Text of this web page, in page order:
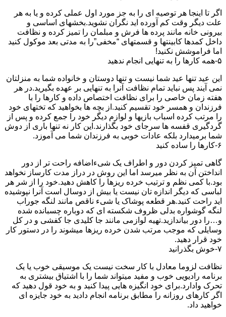
اگر تا اینجا هر توصیه ای را به جز مورد اول عملی کرده و یا به هر
علت دیگر وقت کم آورده اید نگران نشوید.بخشهای اساسی و
بیرونی خانه مانند پرده ها فرش و مبلمان را تمیز کرده و نظافت
داخل کمدها کابینتها و قسمتهای “مخفی”را به مدتی بعد موکول کنید
اما فراموشش نکنید!
۵-همه کارها را به تنهایی انجام ندهید
این عید تنها عید شما نیست و تنها دوستان و خانواده شما به منزلتان
نمی آیند پس نباید تمام نظافت آنرا به تنهایی بر عهده بگیرید.در هر
هفته زمان خاصی را برای نظافت اختصاص داده و کارها را با
فرزندان و همسر خود تقسیم کنید.از بچه ها بخواهید که تختهای خود
را مرتب کرده اسباب بازیها و لوازم دیگر خود را جمع کرده و پس از
گردگیری قفسه ها سرجای خود بگذارند.این کار نه تنها باری از دوش
شما برمیدارد بلکه عادات خوبی به فرزندان شما می آموزد.
۶-کارها را ساده کنید
گاهی تمیز کردن دور و اطراف یک شیءاضافه راحت تر از دور
انداختن آن به نظر میرسد اما این روش در دراز مدت کارساز نخواهد
بود.با کمی نظم و ترتیب خرده ریزها را کاهش دهید.خود را از شر هر
لباسی که دیگر اندازه تان نیست یا بیش از دوسال است آنرا نپوشیده
اید راحت کنید.هر قطعه پوشاک یا شیء ناقص مانند لنگه جوراب
لنگه گوشواره بدلی ظروف شکسته ای که دوباره چسبانده شده
و…را دور بیاندازید.تهیه لوازمی مانند جا کلیدی جا کفشی و در کل
وسایلی که موجب مرتب شدن خرده ریزها میشوند را در دستور کار
خود قرار دهید.
۷-خوش بگذرانید
نظافت لزوما معادل با کار سخت نیست یک موسیقی خوب یا یک
برنامه رادیویی خوب و مفید میتواند شما را با اشتیاق بیشتری به
تحرک وادارد.برای خود انگیزه هایی پیدا کنید و به خود قول دهید که
اگر کارهای روزانه را مطابق برنامه انجام دادید به خود جایزه ای
خواهید داد.